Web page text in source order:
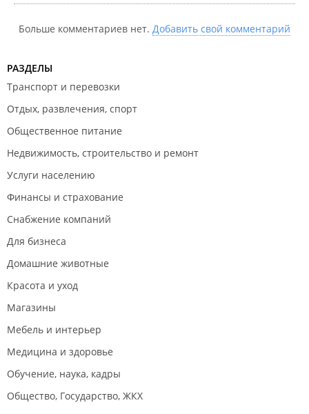
Больше комментариев нет. Добавить свой комментарий
РАЗДЕЛЫ
Транспорт и перевозки
Отдых, развлечения, спорт
Общественное питание
Недвижимость, строительство и ремонт
Услуги населению
Финансы и страхование
Снабжение компаний
Для бизнеса
Домашние животные
Красота и уход
Магазины
Мебель и интерьер
Медицина и здоровье
Обучение, наука, кадры
Общество, Государство, ЖКХ